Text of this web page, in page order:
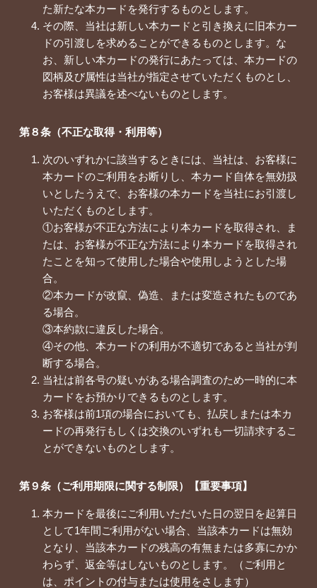
た新たな本カードを発行するものとします。
その際、当社は新しい本カードと引き換えに旧本カー
ドの引渡しを求めることができるものとします。な
お、新しい本カードの発行にあたっては、本カードの
図柄及び属性は当社が指定させていただくものとし、
お客様は異議を述べないものとします。
第８条（不正な取得・利用等）
次のいずれかに該当するときには、当社は、お客様に
本カードのご利用をお断りし、本カード自体を無効扱
いとしたうえで、お客様の本カードを当社にお引渡し
いただくものとします。
①お客様が不正な方法により本カードを取得され、ま
たは、お客様が不正な方法により本カードを取得され
たことを知って使用した場合や使用しようとした場
合。
②本カードが改竄、偽造、または変造されたものであ
る場合。
③本約款に違反した場合。
④その他、本カードの利用が不適切であると当社が判
断する場合。
当社は前各号の疑いがある場合調査のため一時的に本
カードをお預かりできるものとします。
お客様は前1項の場合においても、払戻しまたは本カ
ードの再発行もしくは交換のいずれも一切請求するこ
とができないものとします。
第９条（ご利用期限に関する制限）【重要事項】
本カードを最後にご利用いただいた日の翌日を起算日
として1年間ご利用がない場合、当該本カードは無効
となり、当該本カードの残高の有無または多寡にかか
わらず、返金等はしないものとします。（ご利用と
は、ポイントの付与または使用をさします）